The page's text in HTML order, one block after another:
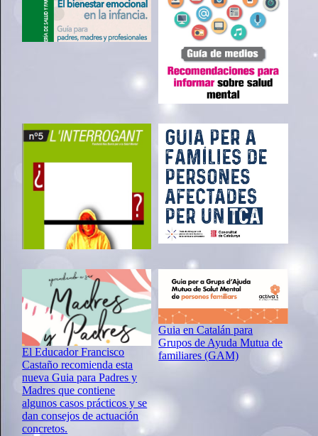
El Educador Francisco
Castaño recomienda esta
nueva Guia para Padres y
Madres que contiene
algunos casos prácticos y se
dan consejos de actuación
concretos.
Guia en Catalán para
Grupos de Ayuda Mutua de
familiares (GAM)